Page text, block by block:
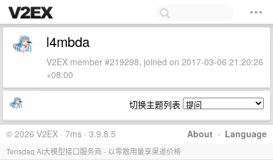
l4mbda
V2EX member #219298, joined on 2017-03-06 21:20:26
+08:00
切换主题列表
About · Language
© 2026 V2EX · 7ms · 3.9.8.5
Tensdaq AI大模型接口服务商 - 以零散用量享渠道价格